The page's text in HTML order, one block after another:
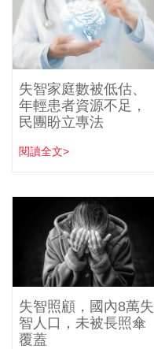
失智家庭數被低估、
年輕患者資源不足，
民團盼立專法
閱讀全文>
失智照顧，國內8萬失
智人口，未被長照傘
覆蓋